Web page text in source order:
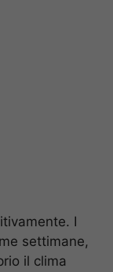
I
settimane,
il clima